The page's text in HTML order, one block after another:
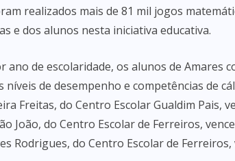
realizados mais de 81 mil jogos
e dos alunos nesta iniciativa educativa.
ano de escolaridade, os alunos de Amares
de desempenho e competências de
Freitas, do Centro Escolar Gualdim Pais,
João, do Centro Escolar de Ferreiros,
Rodrigues, do Centro Escolar de